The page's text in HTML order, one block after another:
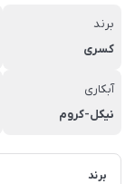
برند
کسری
آبکاری
نیکل-کروم
برند